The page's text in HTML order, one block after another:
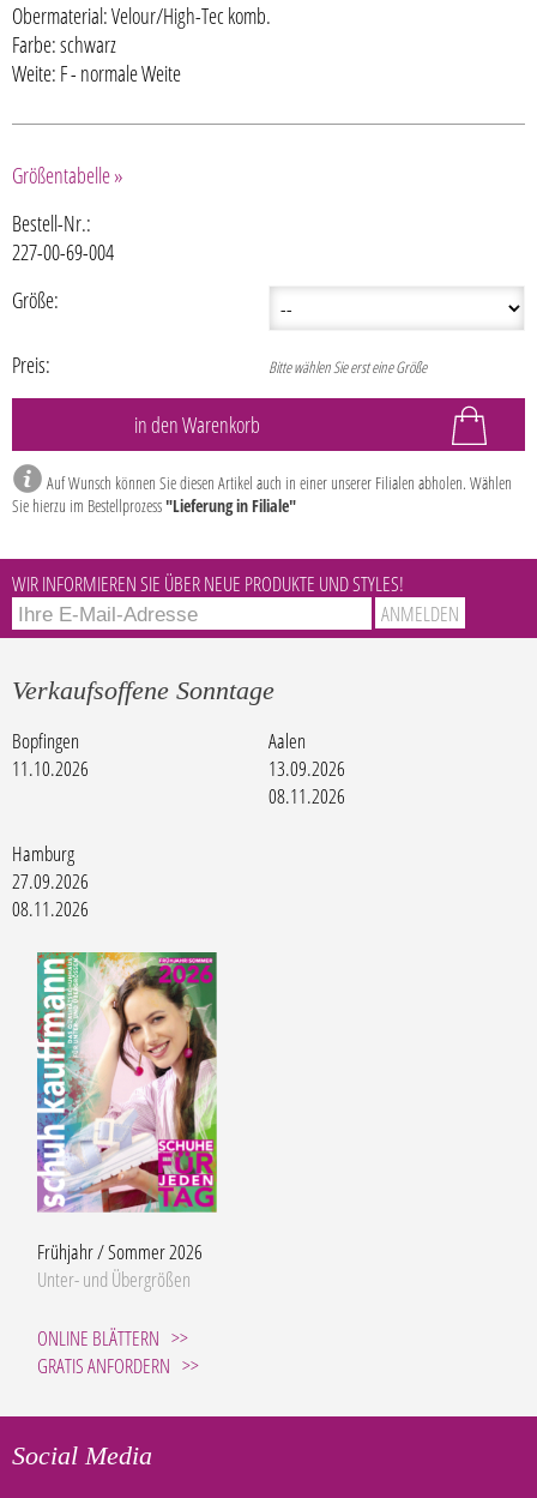
Obermaterial: Velour/High-Tec komb.
Farbe: schwarz
Weite: F - normale Weite
Größentabelle »
Bestell-Nr.:
227-00-69-004
Größe:
Preis: Bitte wählen Sie erst eine Größe
Auf Wunsch können Sie diesen Artikel auch in einer unserer Filialen abholen. Wählen
Sie hierzu im Bestellprozess"Lieferung in Filiale"
WIR INFORMIEREN SIE ÜBER NEUE PRODUKTE UND STYLES!
Verkaufsoffene Sonntage
Bopfingen
11.10.2026
Aalen
13.09.2026
08.11.2026
Hamburg
27.09.2026
08.11.2026
Frühjahr / Sommer 2026
Unter- und Übergrößen
ONLINE BLÄTTERN
GRATIS ANFORDERN
Social Media